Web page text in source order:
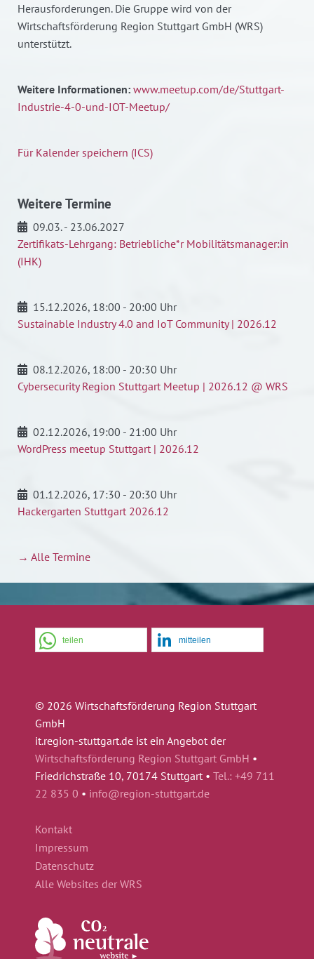
Herausforderungen. Die Gruppe wird von der
Wirtschaftsförderung Region Stuttgart GmbH (WRS)
unterstützt.
Weitere Informationen: www.meetup.com/de/Stuttgart-
Industrie-4-0-und-IOT-Meetup/
Für Kalender speichern (ICS)
Weitere Termine
09.03. - 23.06.2027
Zertifikats-Lehrgang: Betriebliche*r Mobilitätsmanager:in
(IHK)
15.12.2026, 18:00 - 20:00 Uhr
Sustainable Industry 4.0 and IoT Community | 2026.12
08.12.2026, 18:00 - 20:30 Uhr
Cybersecurity Region Stuttgart Meetup | 2026.12 @ WRS
02.12.2026, 19:00 - 21:00 Uhr
WordPress meetup Stuttgart | 2026.12
01.12.2026, 17:30 - 20:30 Uhr
Hackergarten Stuttgart 2026.12
→ Alle Termine
teilen mitteilen
© 2026 Wirtschaftsförderung Region Stuttgart
GmbH
it.region-stuttgart.de ist ein Angebot der
Wirtschaftsförderung Region Stuttgart GmbH •
Friedrichstraße 10, 70174 Stuttgart • Tel.: +49 711
22 835 0 • info@region-stuttgart.de
Kontakt
Impressum
Datenschutz
Alle Websites der WRS